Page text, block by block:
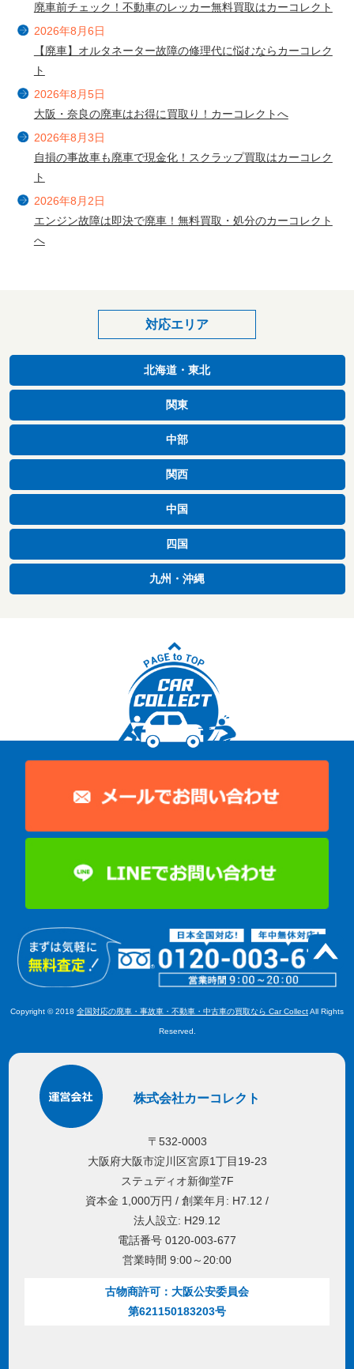
廃車前チェック！不動車のレッカー無料買取はカーコレクト
2026年8月6日
【廃車】オルタネーター故障の修理代に悩むならカーコレク
ト
2026年8月5日
大阪・奈良の廃車はお得に買取り！カーコレクトへ
2026年8月3日
自損の事故車も廃車で現金化！スクラップ買取はカーコレク
ト
2026年8月2日
エンジン故障は即決で廃車！無料買取・処分のカーコレクト
へ
対応エリア
北海道・東北
関東
中部
関西
中国
四国
九州・沖縄
Copyright © 2018 全国対応の廃車・事故車・不動車・中古車の買取なら Car CollectAll Rights
Reserved.
株式会社カーコレクト
〒532-0003
大阪府大阪市淀川区宮原1丁目19-23
ステュディオ新御堂7F
資本金 1,000万円 / 創業年月: H7.12 /
法人設立: H29.12
電話番号 0120-003-677
営業時間 9:00～20:00
古物商許可：大阪公安委員会
第621150183203号